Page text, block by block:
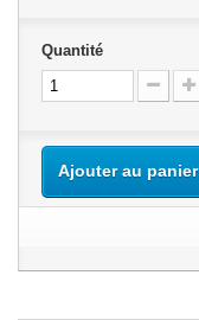
Quantité
Ajouter au panier